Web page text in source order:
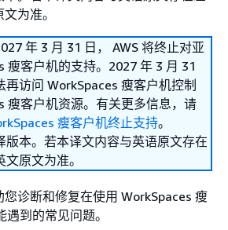
为准。
年 3 月 31 日， AWS 将终止对亚
瘦客户机的支持。2027 年 3 月 31
再访问 WorkSpaces 瘦客户机控制
瘦客户机资源。有关更多信息，请
瘦客户机终止支持。
版本。若本译文内容与英语原文存在
原文为准。
诊断和修复在使用 WorkSpaces 瘦
到的常见问题。